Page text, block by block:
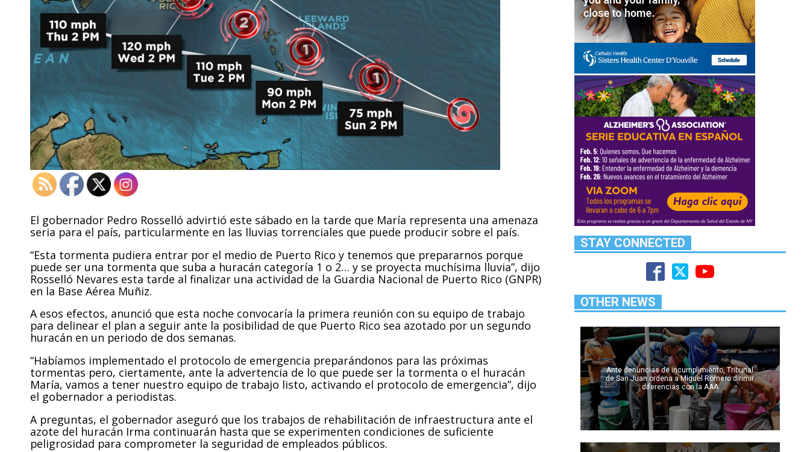
El gobernador Pedro Rosselló advirtió este sábado en la tarde que María representa una amenaza
seria para el país, particularmente en las lluvias torrenciales que puede producir sobre el país.
“Esta tormenta pudiera entrar por el medio de Puerto Rico y tenemos que prepararnos porque
puede ser una tormenta que suba a huracán categoría 1 o 2… y se proyecta muchísima lluvia”, dijo
Rosselló Nevares esta tarde al finalizar una actividad de la Guardia Nacional de Puerto Rico (GNPR)
en la Base Aérea Muñiz.
A esos efectos, anunció que esta noche convocaría la primera reunión con su equipo de trabajo
para delinear el plan a seguir ante la posibilidad de que Puerto Rico sea azotado por un segundo
huracán en un periodo de dos semanas.
“Habíamos implementado el protocolo de emergencia preparándonos para las próximas
tormentas pero, ciertamente, ante la advertencia de lo que puede ser la tormenta o el huracán
María, vamos a tener nuestro equipo de trabajo listo, activando el protocolo de emergencia”, dijo
el gobernador a periodistas.
A preguntas, el gobernador aseguró que los trabajos de rehabilitación de infraestructura ante el
azote del huracán Irma continuarán hasta que se experimenten condiciones de suficiente
peligrosidad para comprometer la seguridad de empleados públicos.
STAY CONNECTED
OTHER NEWS
Ante denuncias de incumplimiento, Tribunal
de San Juan ordena a Miguel Romero dirimir
diferencias con la AAA